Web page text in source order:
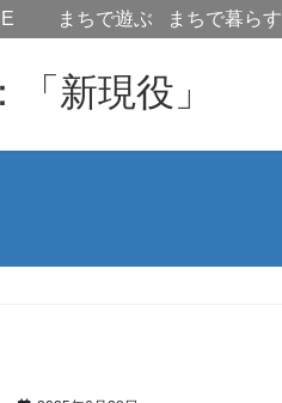
新現役」
まちで遊ぶ まちで暮らす